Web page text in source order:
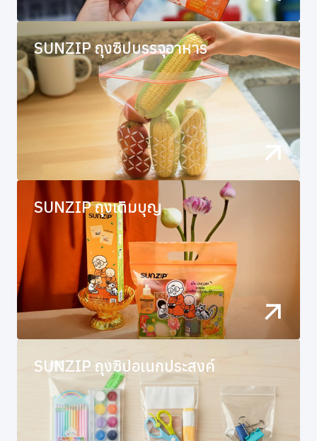
SUNZIP ถุงซิปบรรจุอาหาร
SUNZIP ถุงเติมบุญ
SUNZIP ถุงซิปอเนกประสงค์